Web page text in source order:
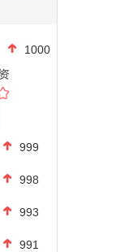
1000
999
998
993
991